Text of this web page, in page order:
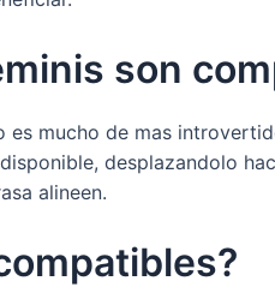
son
es mucho de mas
desplazandolo
alineen.